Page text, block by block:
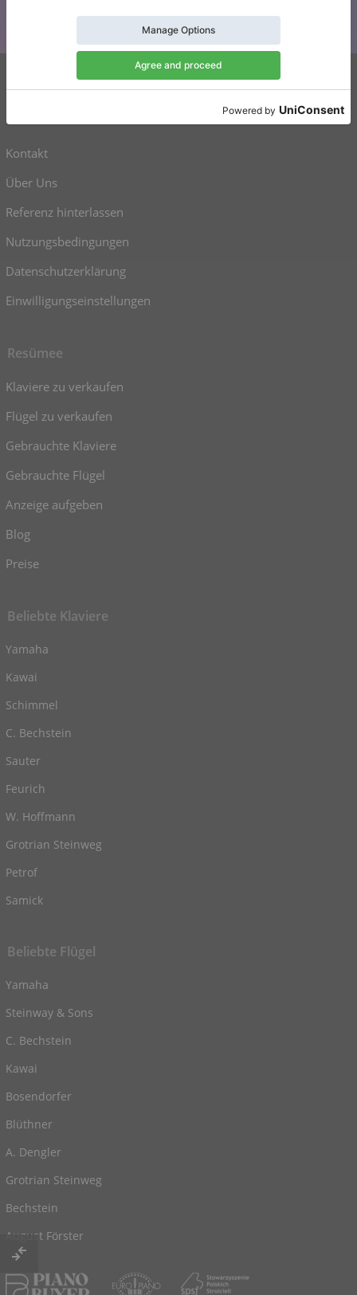
Kontakt
Über Uns
Referenz hinterlassen
Nutzungsbedingungen
Datenschutzerklärung
Einwilligungseinstellungen
Resümee
Klaviere zu verkaufen
Flügel zu verkaufen
Gebrauchte Klaviere
Gebrauchte Flügel
Anzeige aufgeben
Blog
Preise
Beliebte Klaviere
Yamaha
Kawai
Schimmel
C. Bechstein
Sauter
Feurich
W. Hoffmann
Grotrian Steinweg
Petrof
Samick
Beliebte Flügel
Yamaha
Steinway & Sons
C. Bechstein
Kawai
Bosendorfer
Blüthner
A. Dengler
Grotrian Steinweg
Bechstein
August Förster